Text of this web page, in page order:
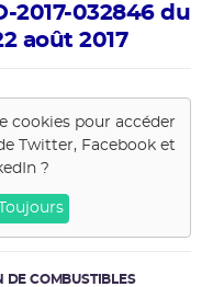
2017-032846 du
août 2017
cookies pour accéder
Twitter, Facebook et
?
Toujours
DE COMBUSTIBLES